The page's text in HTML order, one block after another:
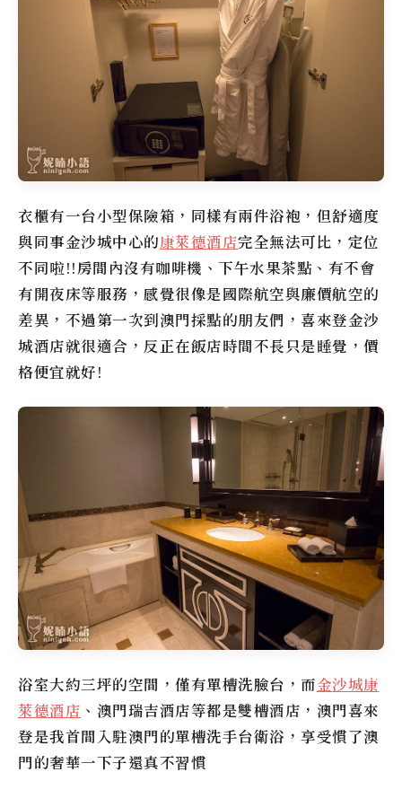
衣櫃有一台小型保險箱，同樣有兩件浴袍，但舒適度
與同事金沙城中心的康萊德酒店完全無法可比，定位
不同啦!!房間內沒有咖啡機、下午水果茶點、有不會
有開夜床等服務，感覺很像是國際航空與廉價航空的
差異，不過第一次到澳門採點的朋友們，喜來登金沙
城酒店就很適合，反正在飯店時間不長只是睡覺，價
格便宜就好!
浴室大約三坪的空間，僅有單槽洗臉台，而金沙城康
萊德酒店 、澳門瑞吉酒店等都是雙槽酒店，澳門喜來
登是我首間入駐澳門的單槽洗手台衛浴，享受慣了澳
門的奢華一下子還真不習慣